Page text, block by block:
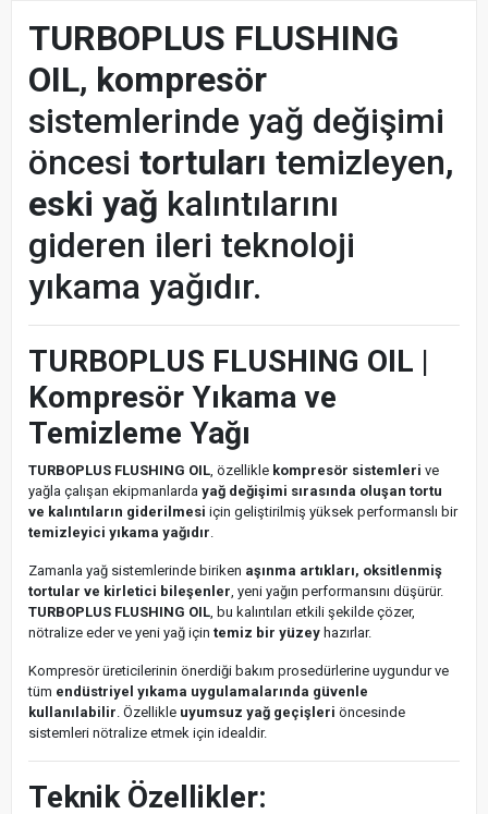
TURBOPLUS FLUSHING
OIL, kompresör
sistemlerinde yağ değişimi
öncesi tortuları temizleyen,
eski yağ kalıntılarını
gideren ileri teknoloji
yıkama yağıdır.
TURBOPLUS FLUSHING OIL |
Kompresör Yıkama ve
Temizleme Yağı
TURBOPLUS FLUSHING OIL, özellikle kompresör sistemleri ve
yağla çalışan ekipmanlarda yağ değişimi sırasında oluşan tortu
ve kalıntıların giderilmesi için geliştirilmiş yüksek performanslı bir
temizleyici yıkama yağıdır.
Zamanla yağ sistemlerinde biriken aşınma artıkları, oksitlenmiş
tortular ve kirletici bileşenler, yeni yağın performansını düşürür.
TURBOPLUS FLUSHING OIL, bu kalıntıları etkili şekilde çözer,
nötralize eder ve yeni yağ için temiz bir yüzey hazırlar.
Kompresör üreticilerinin önerdiği bakım prosedürlerine uygundur ve
tüm endüstriyel yıkama uygulamalarında güvenle
kullanılabilir. Özellikle uyumsuz yağ geçişleri öncesinde
sistemleri nötralize etmek için idealdir.
Teknik Özellikler: